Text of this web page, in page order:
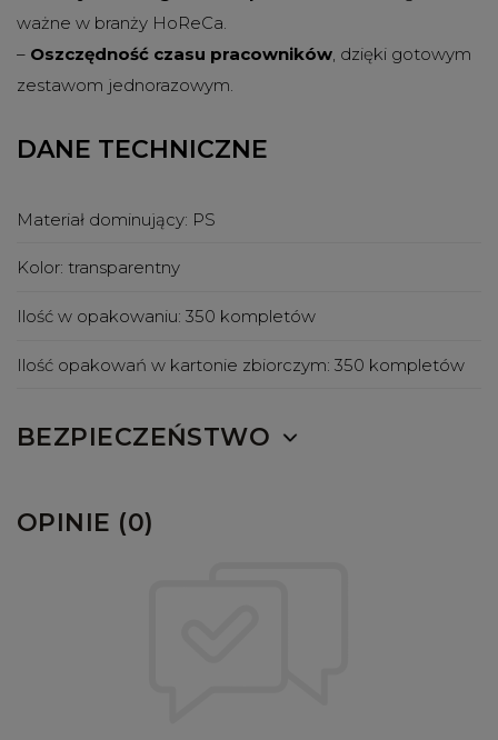
ważne w branży HoReCa.
– Oszczędność czasu pracowników, dzięki gotowym
zestawom jednorazowym.
DANE TECHNICZNE
Materiał dominujący: PS
Kolor: transparentny
Ilość w opakowaniu: 350 kompletów
Ilość opakowań w kartonie zbiorczym: 350 kompletów
BEZPIECZEŃSTWO
OPINIE (0)